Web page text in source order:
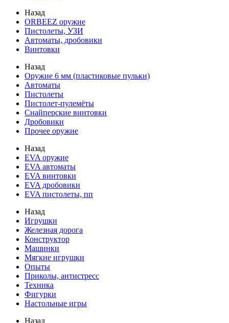
Назад
ORBEEZ оружие
Пистолеты, УЗИ
Автоматы, дробовики
Винтовки
Назад
Оружие 6 мм (пластиковые пульки)
Автоматы
Пистолеты
Пистолет-пулемёты
Снайперские винтовки
Дробовики
Прочее оружие
Назад
EVA оружие
EVA автоматы
EVA винтовки
EVA дробовики
EVA пистолеты, пп
Назад
Игрушки
Железная дорога
Конструктор
Машинки
Мягкие игрушки
Опыты
Приколы, антистресс
Техника
Фигурки
Настольные игры
Назад